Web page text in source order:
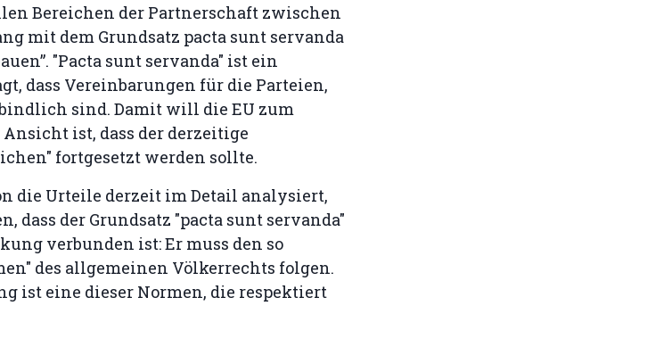
Bereichen der Partnerschaft zwischen
mit dem Grundsatz pacta sunt servanda
"Pacta sunt servanda" ist ein
dass Vereinbarungen für die Parteien,
sind. Damit will die EU zum
ist, dass der derzeitige
fortgesetzt werden sollte.
die Urteile derzeit im Detail analysiert,
dass der Grundsatz "pacta sunt servanda"
verbunden ist: Er muss den so
des allgemeinen Völkerrechts folgen.
ist eine dieser Normen, die respektiert